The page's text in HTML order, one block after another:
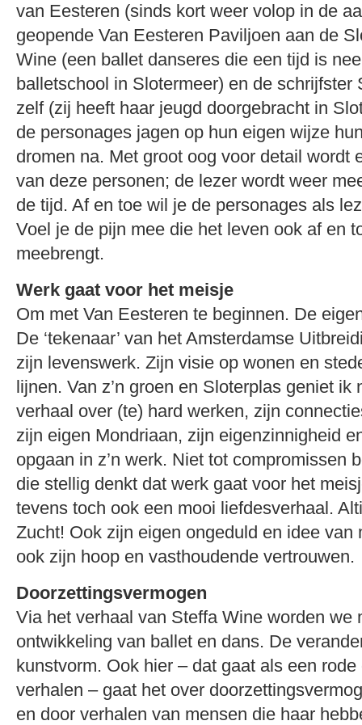
van Eesteren (sinds kort weer volop in de
geopende Van Eesteren Paviljoen aan de
Wine (een ballet danseres die een tijd is
balletschool in Slotermeer) en de schrijfster
zelf (zij heeft haar jeugd doorgebracht in
de personages jagen op hun eigen wijze
dromen na. Met groot oog voor detail wordt
van deze personen; de lezer wordt weer
de tijd. Af en toe wil je de personages als
Voel je de pijn mee die het leven ook af en
meebrengt.
Werk gaat voor het meisje
Om met Van Eesteren te beginnen. De
De ‘tekenaar’ van het Amsterdamse
zijn levenswerk. Zijn visie op wonen en
lijnen. Van z’n groen en Sloterplas geniet ik
verhaal over (te) hard werken, zijn
zijn eigen Mondriaan, zijn eigenzinnigheid
opgaan in z’n werk. Niet tot compromissen
die stellig denkt dat werk gaat voor het
tevens toch ook een mooi liefdesverhaal.
Zucht! Ook zijn eigen ongeduld en idee van
ook zijn hoop en vasthoudende vertrouwen.
Doorzettingsvermogen
Via het verhaal van Steffa Wine worden we
ontwikkeling van ballet en dans. De
kunstvorm. Ook hier – dat gaat als een
verhalen – gaat het over
en door verhalen van mensen die haar